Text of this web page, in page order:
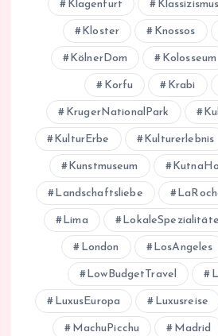
Klagenfurt Klassizismus
Kloster Knossos
KölnerDom Kolosseum
Korfu Krabi
KrugerNationalPark
KulturErbe Kulturerlebnis
Kunstmuseum
Landschaftsliebe
Lima
London LosAngeles
LowBudgetTravel
LuxusEuropa Luxusreise
MachuPicchu Madrid